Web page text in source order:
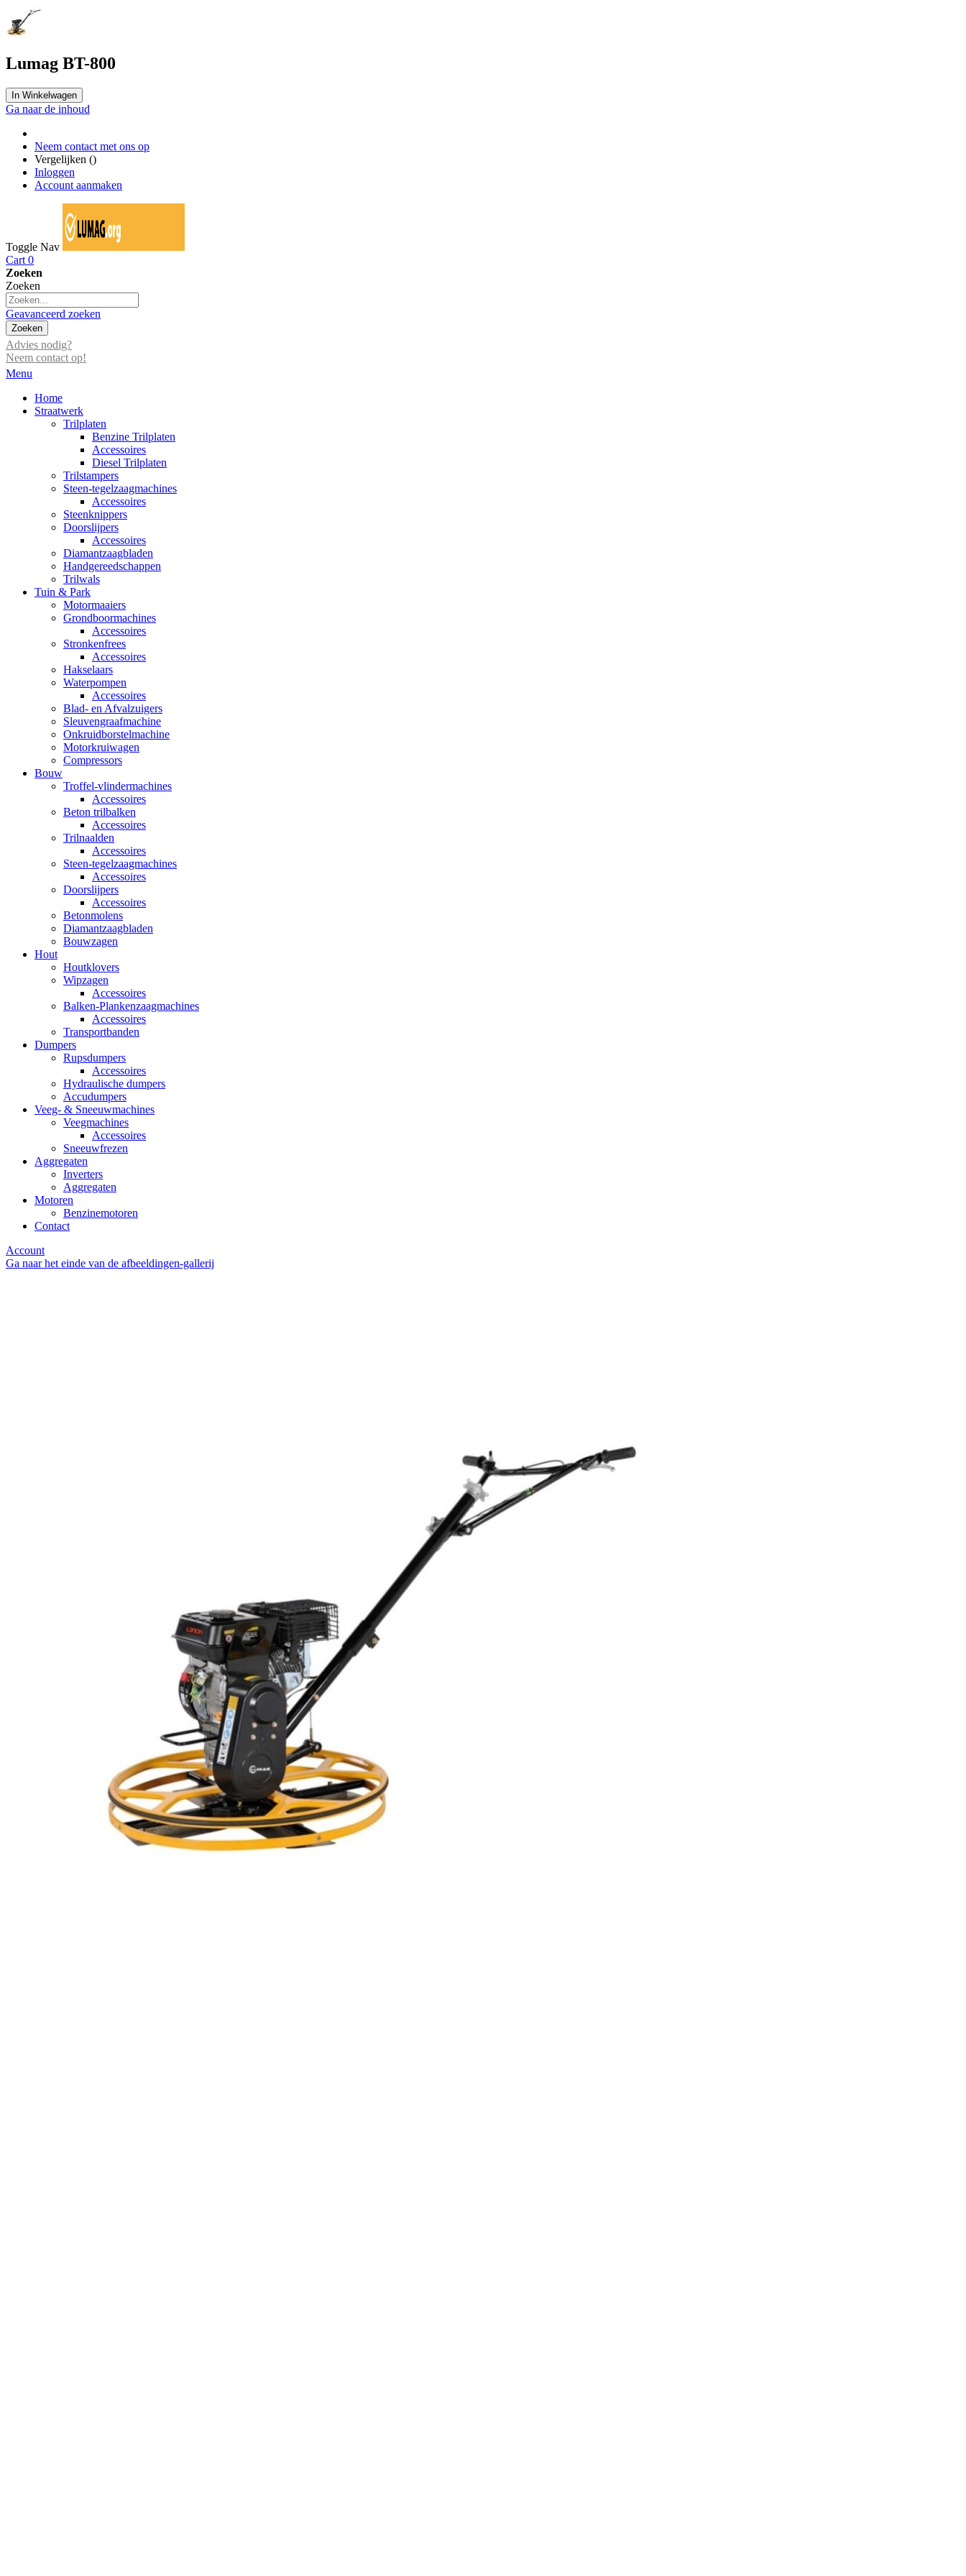
Lumag BT-800
In Winkelwagen
Ga naar de inhoud
Neem contact met ons op
Vergelijken ()
Inloggen
Account aanmaken
Toggle Nav
Cart 0
Zoeken
Zoeken
Geavanceerd zoeken
Zoeken
Advies nodig?
Neem contact op!
Menu
Home
Straatwerk
Trilplaten
Benzine Trilplaten
Accessoires
Diesel Trilplaten
Trilstampers
Steen-tegelzaagmachines
Accessoires
Steenknippers
Doorslijpers
Accessoires
Diamantzaagbladen
Handgereedschappen
Trilwals
Tuin & Park
Motormaaiers
Grondboormachines
Accessoires
Stronkenfrees
Accessoires
Hakselaars
Waterpompen
Accessoires
Blad- en Afvalzuigers
Sleuvengraafmachine
Onkruidborstelmachine
Motorkruiwagen
Compressors
Bouw
Troffel-vlindermachines
Accessoires
Beton trilbalken
Accessoires
Trilnaalden
Accessoires
Steen-tegelzaagmachines
Accessoires
Doorslijpers
Accessoires
Betonmolens
Diamantzaagbladen
Bouwzagen
Hout
Houtklovers
Wipzagen
Accessoires
Balken-Plankenzaagmachines
Accessoires
Transportbanden
Dumpers
Rupsdumpers
Accessoires
Hydraulische dumpers
Accudumpers
Veeg- & Sneeuwmachines
Veegmachines
Accessoires
Sneeuwfrezen
Aggregaten
Inverters
Aggregaten
Motoren
Benzinemotoren
Contact
Account
Ga naar het einde van de afbeeldingen-gallerij